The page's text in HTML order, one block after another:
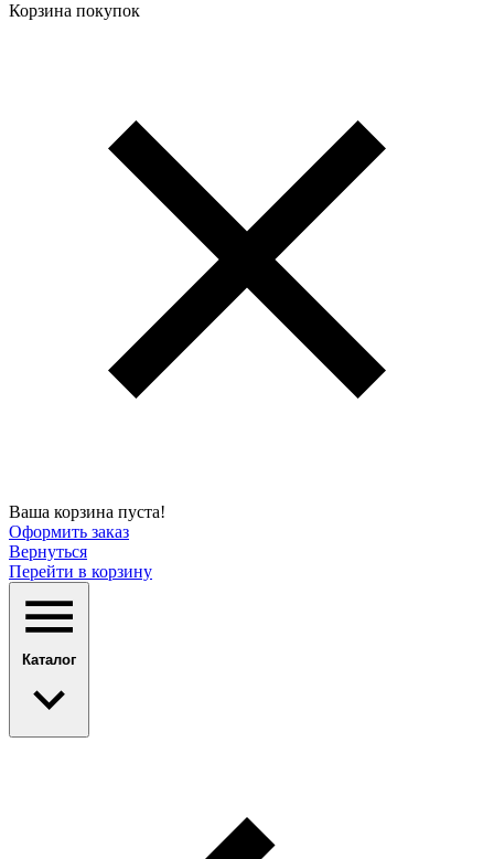
Корзина покупок
Ваша корзина пуста!
Оформить заказ
Вернуться
Перейти в корзину
Каталог